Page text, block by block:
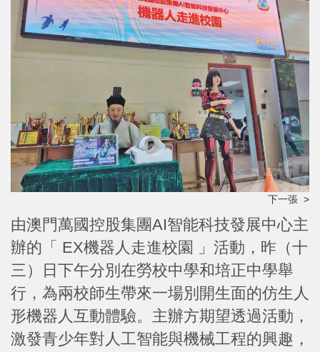
下一張 >
由澳門萬國控股集團AI智能科技發展中心主
辦的「 EX機器人走進校園 」活動，昨（十
三）日下午分別在勞校中學和培正中學舉
行，為兩校師生帶來一場別開生面的仿生人
形機器人互動體驗。主辦方期望透過活動，
激發青少年對人工智能與機械工程的興趣，